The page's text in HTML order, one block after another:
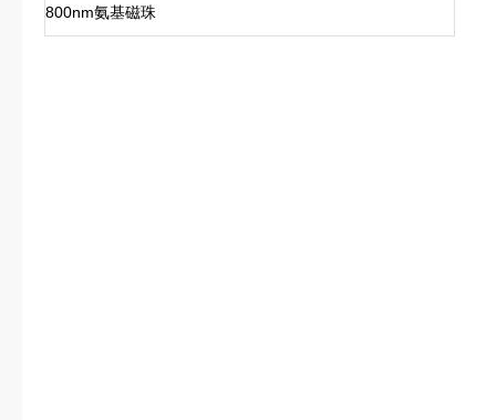
800nm氨基磁珠